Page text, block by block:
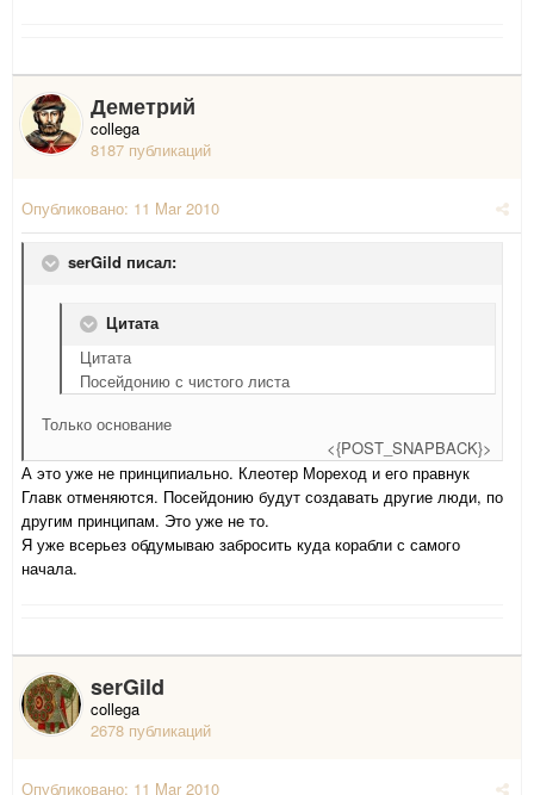
Деметрий
collega
8187 публикаций
Опубликовано: 11 Mar 2010
serGild писал:
Цитата
Цитата
Посейдонию с чистого листа
Только основание
<{POST_SNAPBACK}>
А это уже не принципиально. Клеотер Мореход и его правнук
Главк отменяются. Посейдонию будут создавать другие люди, по
другим принципам. Это уже не то.
Я уже всерьез обдумываю забросить куда корабли с самого
начала.
serGild
collega
2678 публикаций
Опубликовано: 11 Mar 2010